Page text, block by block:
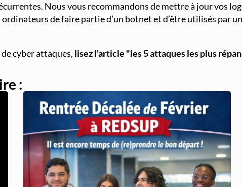
Nous vous recommandons de mettre à jour vos
de faire partie d’un botnet et d’être utilisés par
cyber attaques, lisez l'article "les 5 attaques les plus
: